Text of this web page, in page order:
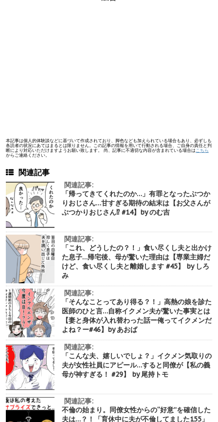
本記事は個人的体験談などに基づいて作成されており、脚色なども加えられている場合もあり、必ずしも
各読者の状況にあてはまるとは限りません。この記事の情報を用いて行動される場合、ご自身の責任と判
断により対応いただけますようお願い致します。 尚、記事に不適切な内容が含まれている場合は こちら
からご連絡ください。
関連記事
関連記事:
「帰ってきてくれたのか…」有罪となったぶつか
りおじさん…甘すぎる期待の結末は【お父さんが
ぶつかりおじさん⁉︎ #14】by のむ吉
関連記事:
「これ、どうしたの？！」食い尽くし夫と出かけ
た息子…帰宅後、母が驚いた理由は【専業主婦だ
けど、食い尽くし夫と離婚します #45】 by しろ
み
関連記事:
「そんなことってあり得る？！」高熱の娘を診た
医師のひと言…自称イクメン夫が驚いた事実とは
【妻と身体が入れ替わった話ー俺ってイクメンだ
よね？ー#46】by あおば
関連記事:
「こんな夫、嬉しいでしょ？」イクメン気取りの
夫が女性社員にアピール…すると同僚が【私の義
母が神すぎる！ #29】 by 尾持トモ
関連記事:
不倫の始まり。同僚女性からの“好意”を確信した
夫は…？！「育休中に夫が不倫してました155」